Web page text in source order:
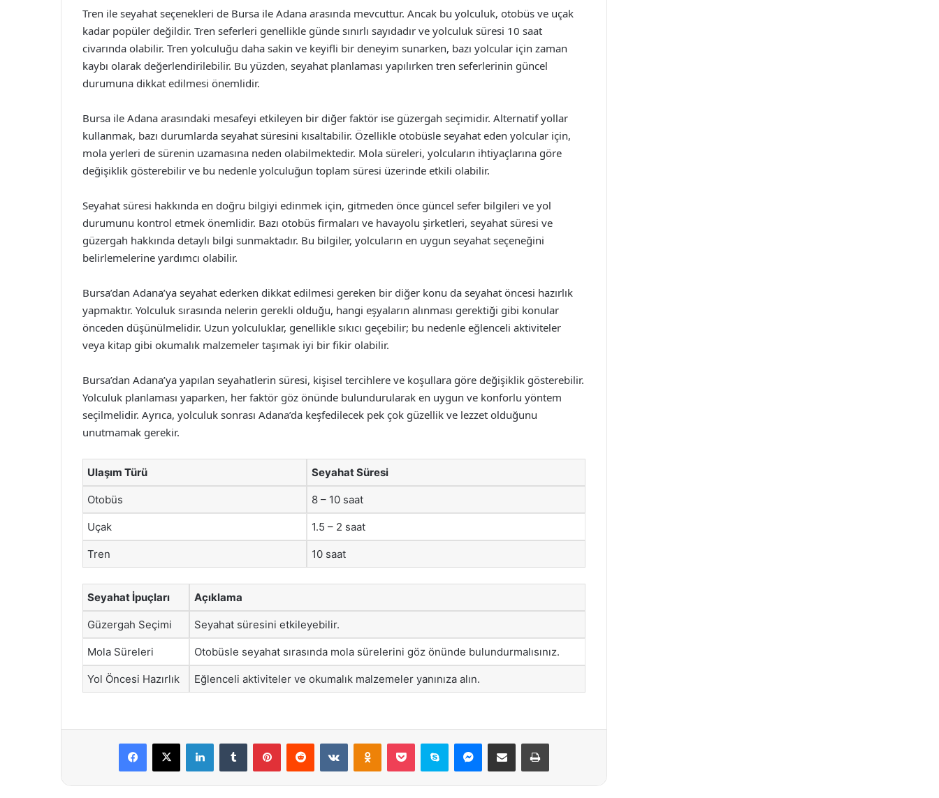
Tren ile seyahat seçenekleri de Bursa ile Adana arasında mevcuttur. Ancak bu yolculuk, otobüs ve uçak
kadar popüler değildir. Tren seferleri genellikle günde sınırlı sayıdadır ve yolculuk süresi 10 saat
civarında olabilir. Tren yolculuğu daha sakin ve keyifli bir deneyim sunarken, bazı yolcular için zaman
kaybı olarak değerlendirilebilir. Bu yüzden, seyahat planlaması yapılırken tren seferlerinin güncel
durumuna dikkat edilmesi önemlidir.
Bursa ile Adana arasındaki mesafeyi etkileyen bir diğer faktör ise güzergah seçimidir. Alternatif yollar
kullanmak, bazı durumlarda seyahat süresini kısaltabilir. Özellikle otobüsle seyahat eden yolcular için,
mola yerleri de sürenin uzamasına neden olabilmektedir. Mola süreleri, yolcuların ihtiyaçlarına göre
değişiklik gösterebilir ve bu nedenle yolculuğun toplam süresi üzerinde etkili olabilir.
Seyahat süresi hakkında en doğru bilgiyi edinmek için, gitmeden önce güncel sefer bilgileri ve yol
durumunu kontrol etmek önemlidir. Bazı otobüs firmaları ve havayolu şirketleri, seyahat süresi ve
güzergah hakkında detaylı bilgi sunmaktadır. Bu bilgiler, yolcuların en uygun seyahat seçeneğini
belirlemelerine yardımcı olabilir.
Bursa’dan Adana’ya seyahat ederken dikkat edilmesi gereken bir diğer konu da seyahat öncesi hazırlık
yapmaktır. Yolculuk sırasında nelerin gerekli olduğu, hangi eşyaların alınması gerektiği gibi konular
önceden düşünülmelidir. Uzun yolculuklar, genellikle sıkıcı geçebilir; bu nedenle eğlenceli aktiviteler
veya kitap gibi okumalık malzemeler taşımak iyi bir fikir olabilir.
Bursa’dan Adana’ya yapılan seyahatlerin süresi, kişisel tercihlere ve koşullara göre değişiklik gösterebilir.
Yolculuk planlaması yaparken, her faktör göz önünde bulundurularak en uygun ve konforlu yöntem
seçilmelidir. Ayrıca, yolculuk sonrası Adana’da keşfedilecek pek çok güzellik ve lezzet olduğunu
unutmamak gerekir.
Ulaşım Türü Seyahat Süresi
Otobüs 8 – 10 saat
Uçak 1.5 – 2 saat
Tren 10 saat
Seyahat İpuçları Açıklama
Güzergah Seçimi Seyahat süresini etkileyebilir.
Mola Süreleri Otobüsle seyahat sırasında mola sürelerini göz önünde bulundurmalısınız.
Yol Öncesi Hazırlık Eğlenceli aktiviteler ve okumalık malzemeler yanınıza alın.
Facebook
X LinkedInTumblr PinterestReddit VKontakteOdnoklassniki
Pocket Skype Messenger
E-Posta ile paylaş Yazdır